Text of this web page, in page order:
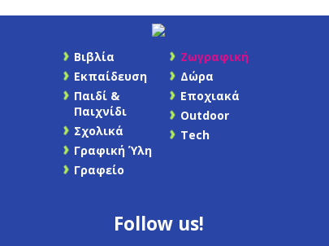
Βιβλία
Εκπαίδευση
Παιδί &
Παιχνίδι
Σχολικά
Γραφική Ύλη
Γραφείο
Ζωγραφική
Δώρα
Εποχιακά
Outdoor
Tech
Follow us!